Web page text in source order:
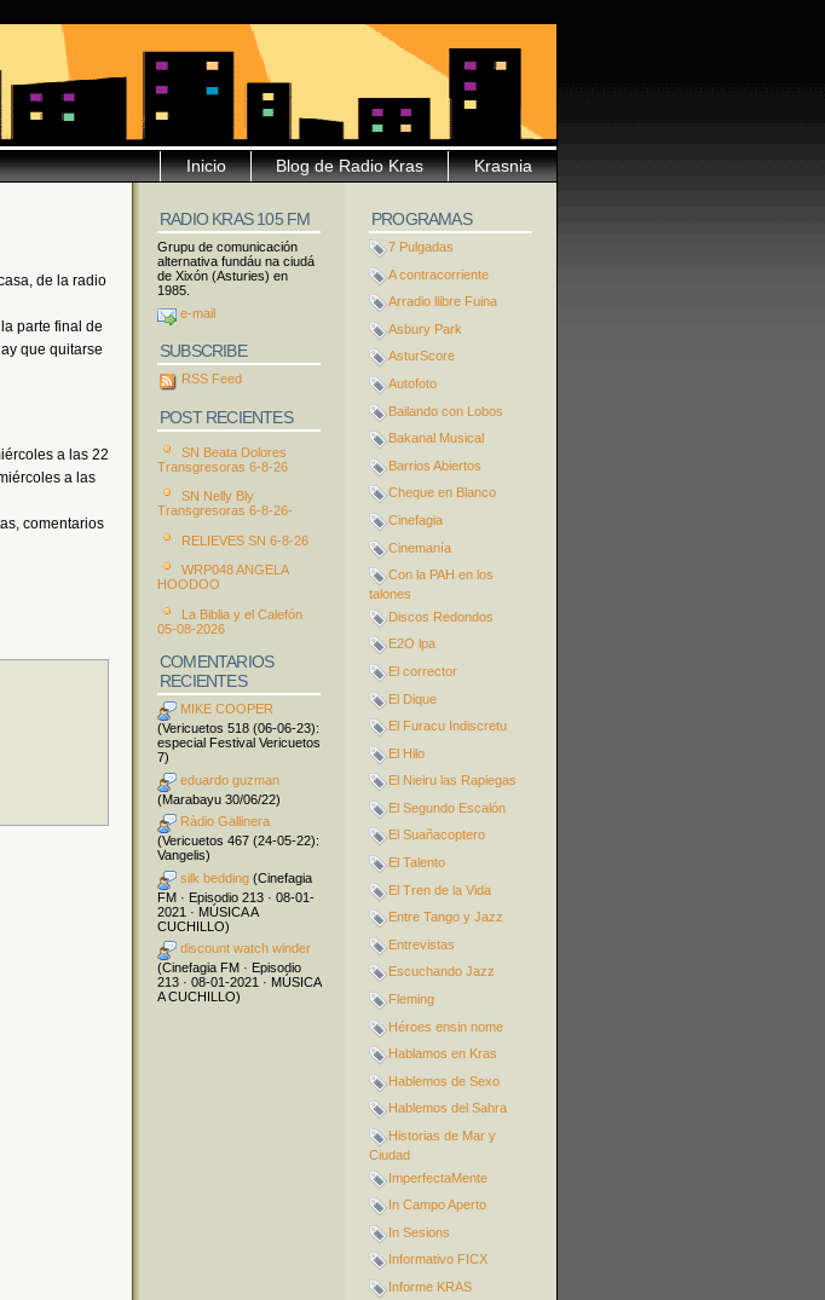
Krasnia
Blog de Radio Kras
Inicio
de la radio
parte final de
que quitarse
a las 22
a las
comentarios
PROGRAMAS
7 Pulgadas
A contracorriente
Arradio llibre Fuina
Asbury Park
AsturScore
Autofoto
Bailando con Lobos
Bakanal Musical
Barrios Abiertos
Cheque en Blanco
Cinefagia
Cinemanía
Con la PAH en los
talones
Discos Redondos
E2O lpa
El corrector
El Dique
El Furacu Indiscretu
El Hilo
El Nieiru las Rapiegas
El Segundo Escalón
El Suañacoptero
El Talento
El Tren de la Vida
Entre Tango y Jazz
Entrevistas
Escuchando Jazz
Fleming
Héroes ensin nome
Hablamos en Kras
Hablemos de Sexo
Hablemos del Sahra
Historias de Mar y
Ciudad
ImperfectaMente
In Campo Aperto
In Sesions
Informativo FICX
Informe KRAS
RADIO KRAS 105 FM
Grupu de comunicación
alternativa fundáu na ciudá
de Xixón (Asturies) en
1985.
e-mail
SUBSCRIBE
RSS Feed
POST RECIENTES
SN Beata Dolores
Transgresoras 6-8-26
SN Nelly Bly
Transgresoras 6-8-26-
RELIEVES SN 6-8-26
WRP048 ANGELA
HOODOO
La Biblia y el Calefón
05-08-2026
COMENTARIOS
RECIENTES
MIKE COOPER
(Vericuetos 518 (06-06-23):
especial Festival Vericuetos
7)
eduardo guzman
(Marabayu 30/06/22)
Ràdio Gallinera
(Vericuetos 467 (24-05-22):
Vangelis)
silk bedding (Cinefagia
FM · Episodio 213 · 08-01-
2021 · MÚSICA A
CUCHILLO)
discount watch winder
(Cinefagia FM · Episodio
213 · 08-01-2021 · MÚSICA
A CUCHILLO)